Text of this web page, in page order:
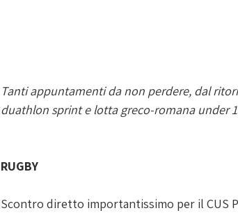
Tanti appuntamenti da non perdere, dal
duathlon sprint e lotta greco-romana under
RUGBY
Scontro diretto importantissimo per il CUS